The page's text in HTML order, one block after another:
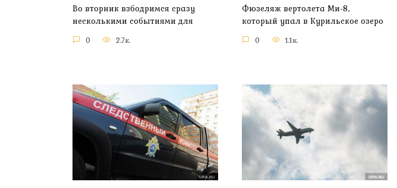
Во вторник взбодримся сразу
несколькими событиями для
0 2.7к.
Фюзеляж вертолета Ми-8,
который упал в Курильское озеро
0 1.1к.